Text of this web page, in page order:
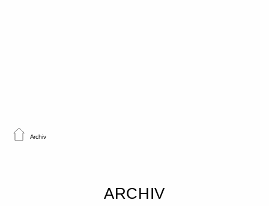
Archiv
ARCHIV